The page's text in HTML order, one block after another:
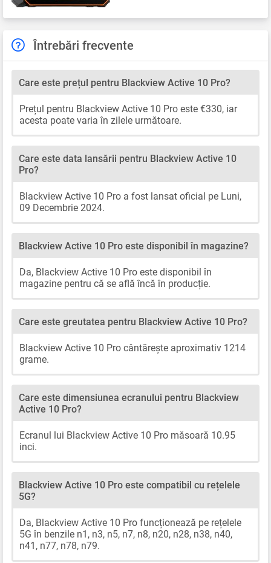
Întrebări frecvente
Care este prețul pentru Blackview Active 10 Pro?
Prețul pentru Blackview Active 10 Pro este €330, iar
acesta poate varia în zilele următoare.
Care este data lansării pentru Blackview Active 10
Pro?
Blackview Active 10 Pro a fost lansat oficial pe Luni,
09 Decembrie 2024.
Blackview Active 10 Pro este disponibil în magazine?
Da, Blackview Active 10 Pro este disponibil în
magazine pentru că se află încă în producție.
Care este greutatea pentru Blackview Active 10 Pro?
Blackview Active 10 Pro cântărește aproximativ 1214
grame.
Care este dimensiunea ecranului pentru Blackview
Active 10 Pro?
Ecranul lui Blackview Active 10 Pro măsoară 10.95
inci.
Blackview Active 10 Pro este compatibil cu rețelele
5G?
Da, Blackview Active 10 Pro funcționează pe rețelele
5G în benzile n1, n3, n5, n7, n8, n20, n28, n38, n40,
n41, n77, n78, n79.